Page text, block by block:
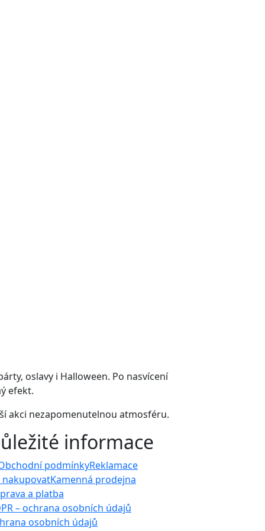
oslavy i Halloween. Po nasvícení
efekt.
akci nezapomenutelnou atmosféru.
informace
podmínkyReklamace
nakupovatKamenná prodejna
a platba
– ochrana osobních údajů
osobních údajů